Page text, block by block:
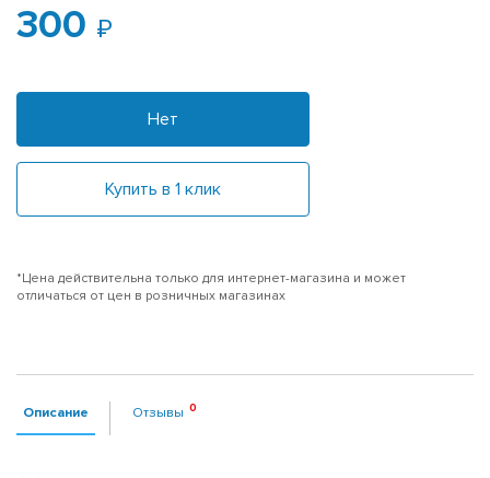
300
Нет
Купить в 1 клик
*Цена действительна только для интернет-магазина и может
отличаться от цен в розничных магазинах
Описание Отзывы